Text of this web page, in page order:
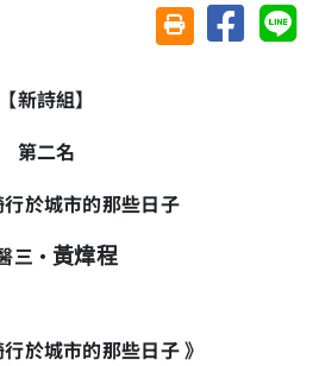
友善列印(另開視
分享至
【新詩組】
第二名
於城市的那些日子
三‧ 黃煒程
於城市的那些日子 》